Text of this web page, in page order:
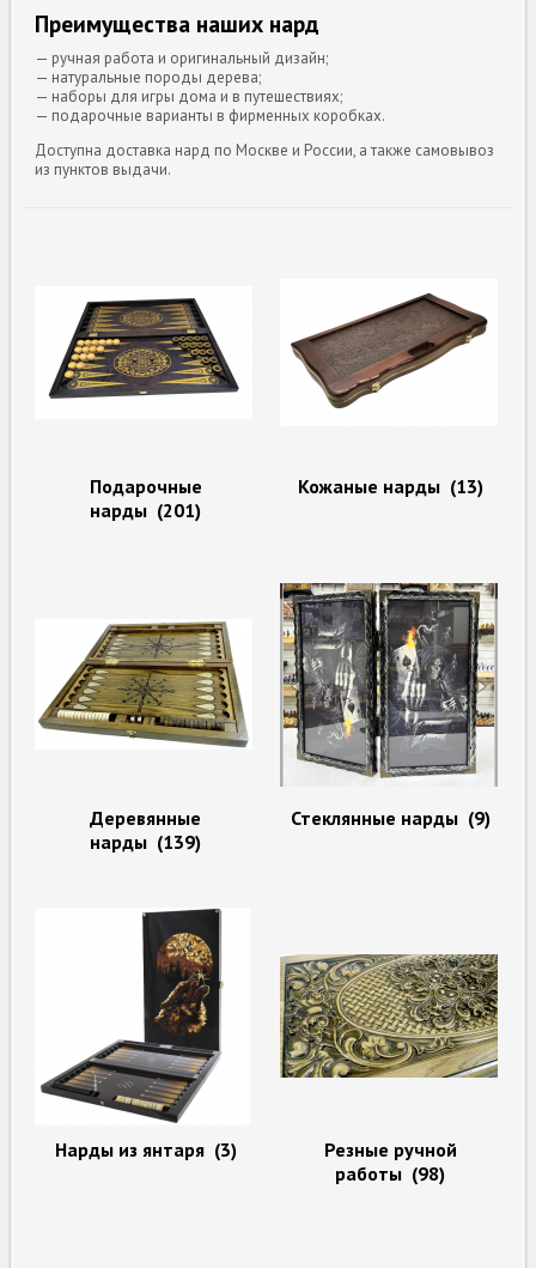
Преимущества наших нард
— ручная работа и оригинальный дизайн;
— натуральные породы дерева;
— наборы для игры дома и в путешествиях;
— подарочные варианты в фирменных коробках.
Доступна доставка нард по Москве и России, а также самовывоз
из пунктов выдачи.
Подарочные
нарды (201)
Кожаные нарды(13)
Деревянные
нарды (139)
Стеклянные нарды(9)
Нарды из янтаря(3)
Резные ручной
работы (98)